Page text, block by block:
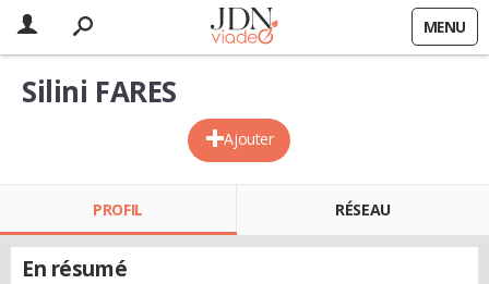
MENU
Ajouter
Silini FARES
PROFIL RÉSEAU
En résumé